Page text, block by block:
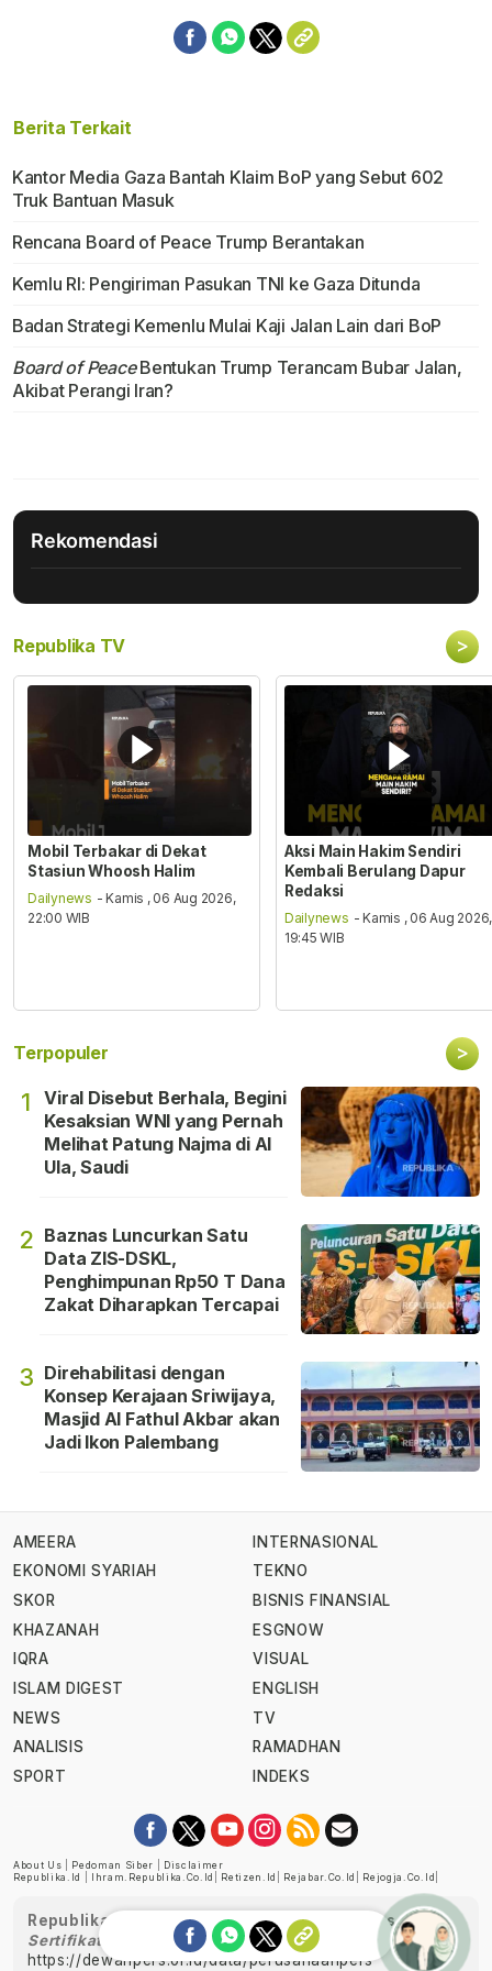
Berita Terkait
Kantor Media Gaza Bantah Klaim BoP yang Sebut 602
Truk Bantuan Masuk
Rencana Board of Peace Trump Berantakan
Kemlu RI: Pengiriman Pasukan TNI ke Gaza Ditunda
Badan Strategi Kemenlu Mulai Kaji Jalan Lain dari BoP
Board of PeaceBentukan Trump Terancam Bubar Jalan,
Akibat Perangi Iran?
Rekomendasi
Republika TV >
Mobil Terbakar di Dekat
Stasiun Whoosh Halim
Dailynews - Kamis , 06 Aug 2026,
22:00 WIB
Aksi Main Hakim Sendiri
Kembali Berulang Dapur
Redaksi
Dailynews - Kamis , 06 Aug 2026,
19:45 WIB
Terpopuler >
1
Viral Disebut Berhala, Begini
Kesaksian WNI yang Pernah
Melihat Patung Najma di Al
Ula, Saudi
2 Baznas Luncurkan Satu
Data ZIS-DSKL,
Penghimpunan Rp50 T Dana
Zakat Diharapkan Tercapai
3 Direhabilitasi dengan
Konsep Kerajaan Sriwijaya,
Masjid Al Fathul Akbar akan
Jadi Ikon Palembang
AMEERA
EKONOMI SYARIAH
SKOR
KHAZANAH
IQRA
ISLAM DIGEST
NEWS
ANALISIS
SPORT
INTERNASIONAL
TEKNO
BISNIS FINANSIAL
ESGNOW
VISUAL
ENGLISH
TV
RAMADHAN
INDEKS
About Us Pedoman Siber
Disclaimer
Republika.id
Ihram.republika.co.id Retizen.id Rejabar.co.id Rejogja.co.id
Republika telah diverifikasi oleh Dewan Pers
Sertifikat Nomor 1058/DP-Verifikasi/K/XII/2022
https://dewanpers.or.id/data/perusahaanpers